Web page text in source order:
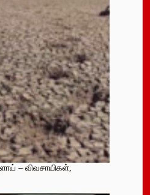
– விவசாயிகள்,